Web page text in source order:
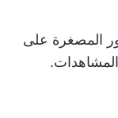
المصغرة على